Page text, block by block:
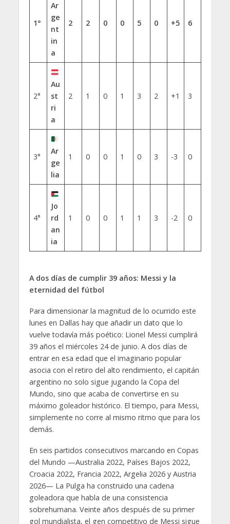
1°
Ar
ge
nt
in
a
2 2 0 0 5 0 +5 6
2°
Au
st
ri
a
2 1 0 1 3 2 +1 3
3°
Ar
ge
lia
1 0 0 1 0 3 -3 0
4°
Jo
rd
an
ia
1 0 0 1 1 3 -2 0
A dos días de cumplir 39 años: Messi y la
eternidad del fútbol
Para dimensionar la magnitud de lo ocurrido este
lunes en Dallas hay que añadir un dato que lo
vuelve todavía más poético: Lionel Messi cumplirá
39 años el miércoles 24 de junio. A dos días de
entrar en esa edad que el imaginario popular
asocia con el retiro del alto rendimiento, el capitán
argentino no solo sigue jugando la Copa del
Mundo, sino que acaba de convertirse en su
máximo goleador histórico. El tiempo, para Messi,
simplemente no corre al mismo ritmo que para los
demás.
En seis partidos consecutivos marcando en Copas
del Mundo —Australia 2022, Países Bajos 2022,
Croacia 2022, Francia 2022, Argelia 2026 y Austria
2026— La Pulga ha construido una cadena
goleadora que habla de una consistencia
sobrehumana. Veinte años después de su primer
gol mundialista, el gen competitivo de Messi sigue